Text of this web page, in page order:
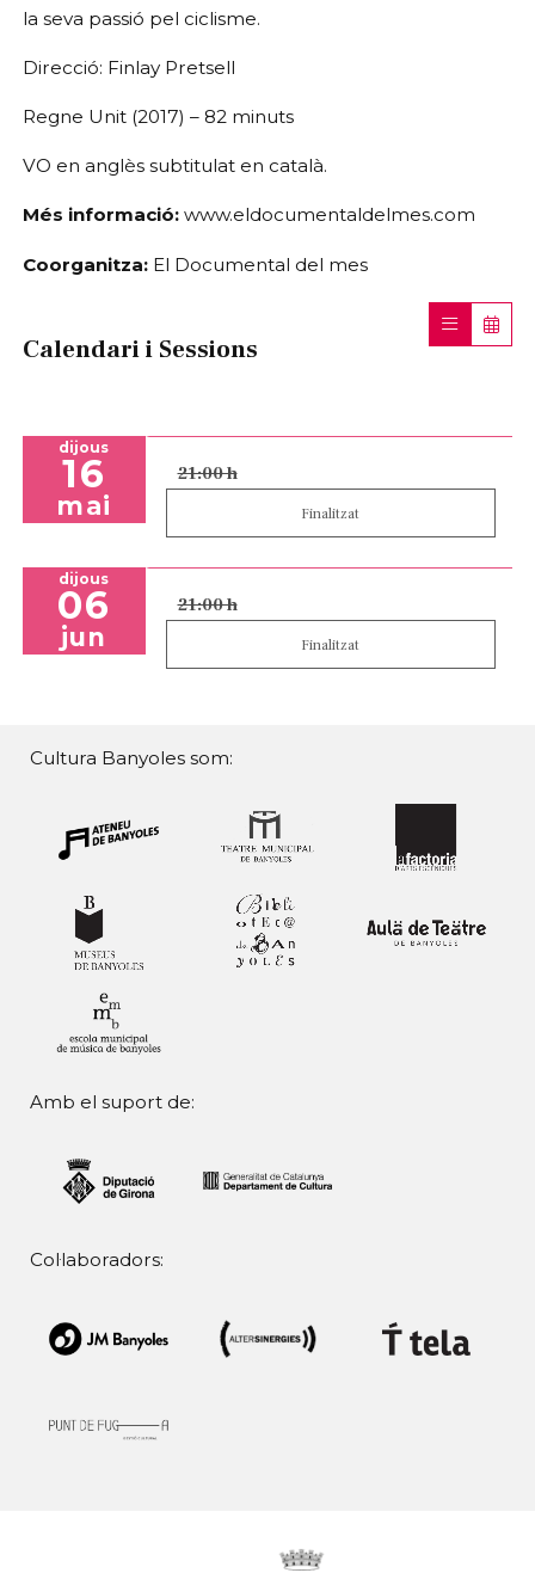
la seva passió pel ciclisme.
Direcció: Finlay Pretsell
Regne Unit (2017) – 82 minuts
VO en anglès subtitulat en català.
Més informació: www.eldocumentaldelmes.com
Coorganitza: El Documental del mes
Calendari i Sessions
dijous
16
mai
21:00 h
Finalitzat
dijous
06
jun
21:00 h
Finalitzat
Cultura Banyoles som:
Amb el suport de:
Col·laboradors: